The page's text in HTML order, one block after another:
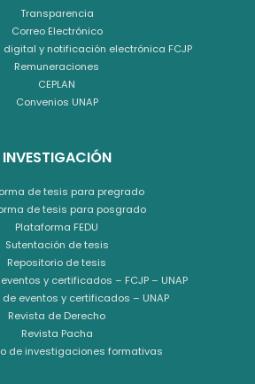
Transparencia
Correo Electrónico
y notificación electrónica FCJP
Remuneraciones
CEPLAN
Convenios UNAP
INVESTIGACIÓN
de tesis para pregrado
de tesis para posgrado
Plataforma FEDU
Sutentación de tesis
Repositorio de tesis
y certificados – FCJP – UNAP
de eventos y certificados – UNAP
Revista de Derecho
Revista Pacha
de investigaciones formativas